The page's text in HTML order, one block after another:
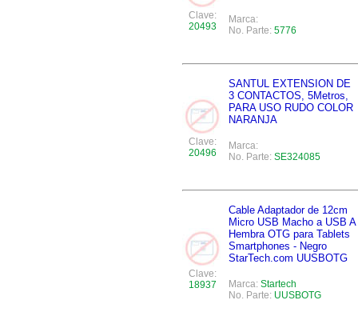
Clave:
20493
Marca:
No. Parte: 5776
Clave:
20496
SANTUL EXTENSION DE
3 CONTACTOS, 5Metros,
PARA USO RUDO COLOR
NARANJA
Marca:
No. Parte: SE324085
Clave:
18937
Cable Adaptador de 12cm
Micro USB Macho a USB A
Hembra OTG para Tablets
Smartphones - Negro
StarTech.com UUSBOTG
Marca: Startech
No. Parte: UUSBOTG